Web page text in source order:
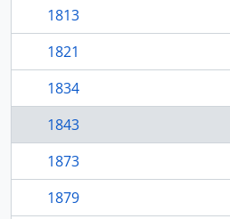
1813
1821
1834
1843
1873
1879